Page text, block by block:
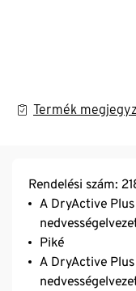
Termék
Rendelési szám:
A DryActive
Piké
A DryActive